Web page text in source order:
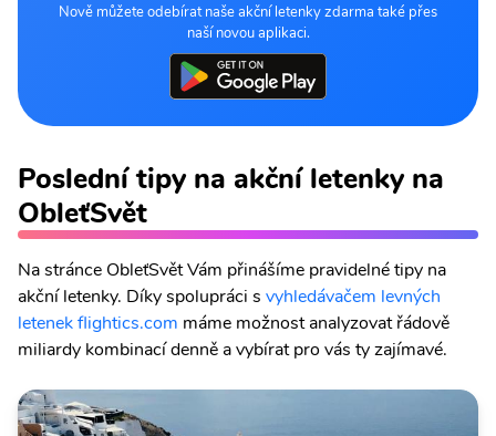
Nově můžete odebírat naše akční letenky zdarma také přes
naší novou aplikaci.
Poslední tipy na akční letenky na
ObleťSvět
Na stránce ObleťSvět Vám přinášíme pravidelné tipy na
akční letenky. Díky spolupráci s vyhledávačem levných
letenek flightics.com máme možnost analyzovat řádově
miliardy kombinací denně a vybírat pro vás ty zajímavé.